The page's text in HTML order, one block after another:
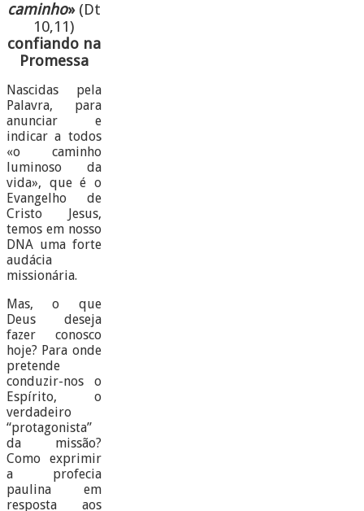
caminho»(Dt
10,11)
confiando na
Promessa
Nascidas pela
Palavra, para
anunciar e
indicar a todos
«o caminho
luminoso da
vida», que é o
Evangelho de
Cristo Jesus,
temos em nosso
DNA uma forte
audácia
missionária.
Mas, o que
Deus deseja
fazer conosco
hoje? Para onde
pretende
conduzir-nos o
Espírito, o
verdadeiro
“protagonista”
da missão?
Como exprimir
a profecia
paulina em
resposta aos